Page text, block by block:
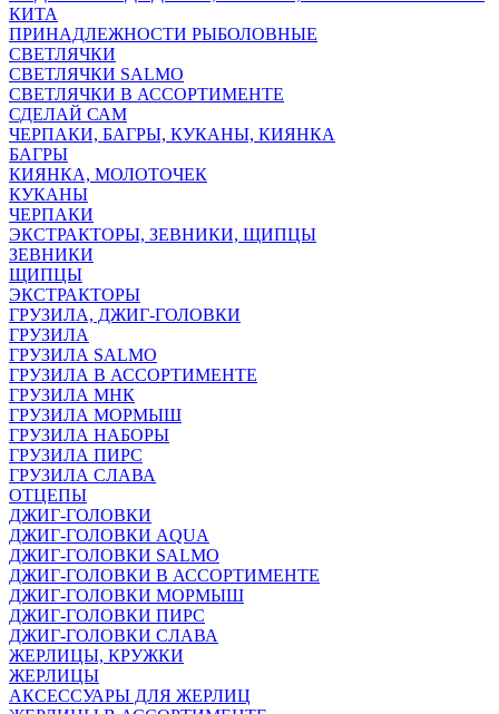
КИТА
ПРИНАДЛЕЖНОСТИ РЫБОЛОВНЫЕ
СВЕТЛЯЧКИ
СВЕТЛЯЧКИ SALMO
СВЕТЛЯЧКИ В АССОРТИМЕНТЕ
СДЕЛАЙ САМ
ЧЕРПАКИ, БАГРЫ, КУКАНЫ, КИЯНКА
БАГРЫ
КИЯНКА, МОЛОТОЧЕК
КУКАНЫ
ЧЕРПАКИ
ЭКСТРАКТОРЫ, ЗЕВНИКИ, ЩИПЦЫ
ЗЕВНИКИ
ЩИПЦЫ
ЭКСТРАКТОРЫ
ГРУЗИЛА, ДЖИГ-ГОЛОВКИ
ГРУЗИЛА
ГРУЗИЛА SALMO
ГРУЗИЛА В АССОРТИМЕНТЕ
ГРУЗИЛА МНК
ГРУЗИЛА МОРМЫШ
ГРУЗИЛА НАБОРЫ
ГРУЗИЛА ПИРС
ГРУЗИЛА СЛАВА
ОТЦЕПЫ
ДЖИГ-ГОЛОВКИ
ДЖИГ-ГОЛОВКИ AQUA
ДЖИГ-ГОЛОВКИ SALMO
ДЖИГ-ГОЛОВКИ В АССОРТИМЕНТЕ
ДЖИГ-ГОЛОВКИ МОРМЫШ
ДЖИГ-ГОЛОВКИ ПИРС
ДЖИГ-ГОЛОВКИ СЛАВА
ЖЕРЛИЦЫ, КРУЖКИ
ЖЕРЛИЦЫ
АКСЕССУАРЫ ДЛЯ ЖЕРЛИЦ